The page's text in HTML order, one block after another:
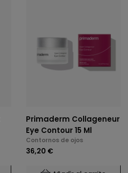
Primaderm Collageneur
Eye Contour 15 Ml
Contornos de ojos
36,20 €